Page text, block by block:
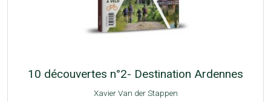
10 découvertes n°2- Destination Ardennes
Xavier Van der Stappen